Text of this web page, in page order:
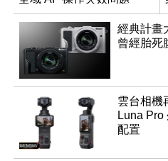
經典計畫
曾經胎死
雲台相機
Luna
配置